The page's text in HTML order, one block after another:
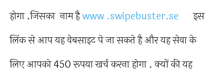
होगा .जिसका नाम हैwww .swipebuster.se इस
लिंक से आप यह वेबसाइट पे जा सकते है और यह सेवा के
लिए आपको 450 रूपया खर्च करना होगा . क्यों की यह